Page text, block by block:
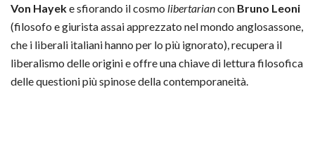
Von Hayeke sfiorando il cosmo libertariancon Bruno Leoni
(filosofo e giurista assai apprezzato nel mondo anglosassone,
che i liberali italiani hanno per lo più ignorato), recupera il
liberalismo delle origini e offre una chiave di lettura filosofica
delle questioni più spinose della contemporaneità.